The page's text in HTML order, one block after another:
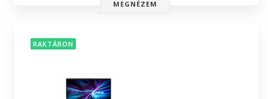
MEGNÉZEM
RAKTÁRON